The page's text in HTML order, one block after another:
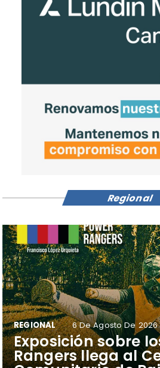
​Exposición sobre
Rangers llega al
REGIONAL 6 De Agosto De 2026
Regional